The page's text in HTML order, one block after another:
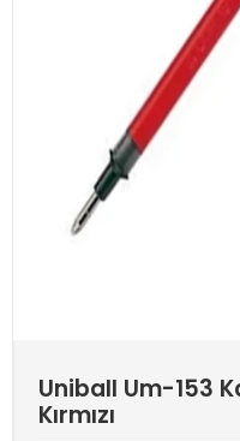
Uniball Um-153
Kırmızı